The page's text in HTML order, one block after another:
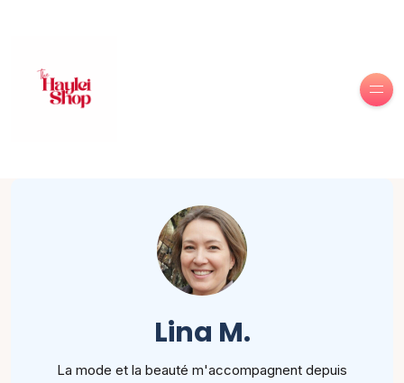
Lina M.
La mode et la beauté m'accompagnent depuis